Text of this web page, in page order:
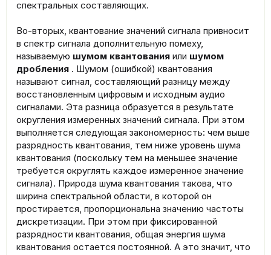
спектральных составляющих.
Во-вторых, квантование значений сигнала привносит
в спектр сигнала дополнительную помеху,
называемую шумом квантования или шумом
дробления . Шумом (ошибкой) квантования
называют сигнал, составляющий разницу между
восстановленным цифровым и исходным аудио
сигналами. Эта разница образуется в результате
округления измеренных значений сигнала. При этом
выполняется следующая закономерность: чем выше
разрядность квантования, тем ниже уровень шума
квантования (поскольку тем на меньшее значение
требуется округлять каждое измеренное значение
сигнала). Природа шума квантования такова, что
ширина спектральной области, в которой он
простирается, пропорциональна значению частоты
дискретизации. При этом при фиксированной
разрядности квантования, общая энергия шума
квантования остается постоянной. А это значит, что